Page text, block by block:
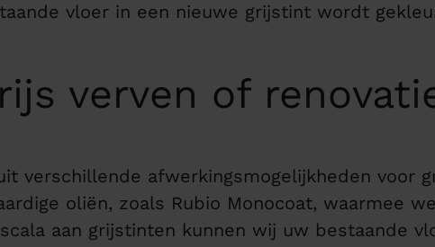
vloer in een nieuwe grijstint wordt
verven of
verschillende afwerkingsmogelijkheden voor
oliën, zoals Rubio Monocoat, waarmee
aan grijstinten kunnen wij uw bestaande